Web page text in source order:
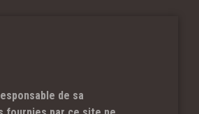
de sa